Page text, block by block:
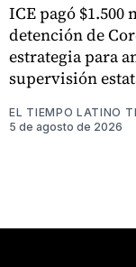
ICE pagó
detención de
estrategia para
supervisión
EL TIEMPO LATINO
5 de agosto de 2026